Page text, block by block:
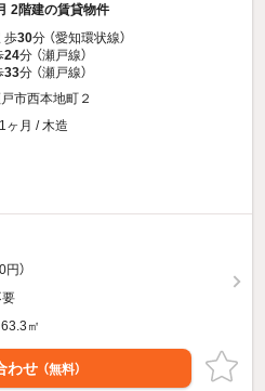
2階建の賃貸物件
歩30分 （愛知環状線）
24分 （瀬戸線）
33分 （瀬戸線）
市西本地町２
ヶ月 / 木造
）
㎡
わせ （無料）